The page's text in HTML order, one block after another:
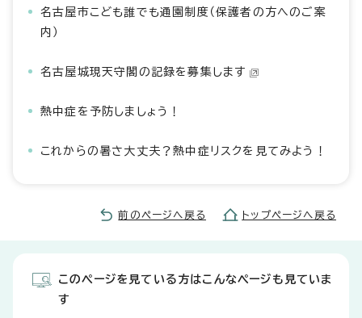
名古屋市こども誰でも通園制度（保護者の方へのご案
内）
名古屋城現天守閣の記録を募集します
熱中症を予防しましょう！
これからの暑さ大丈夫？熱中症リスクを見てみよう！
前のページへ戻る トップページへ戻る
このページを見ている方はこんなページも見ていま
す